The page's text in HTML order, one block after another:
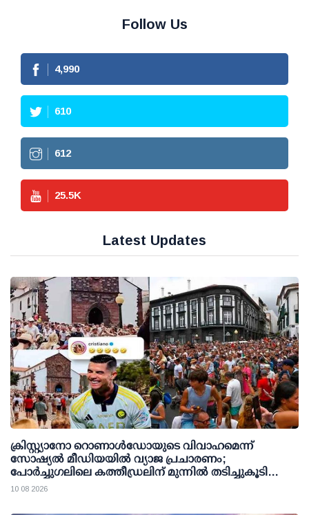
Follow Us
4,990
610
612
25.5K
Latest Updates
ക്രിസ്റ്റ്യാനോ റൊണാള്‍ഡോയുടെ വിവാഹമെന്ന്
സോഷ്യല്‍ മീഡിയയില്‍ വ്യാജ പ്രചാരണം;
പോര്‍ച്ചുഗലിലെ കത്തീഡ്രലിന് മുന്നില്‍ തടിച്ചുകൂടി
ജനക്കൂട്ടം
10 08 2026